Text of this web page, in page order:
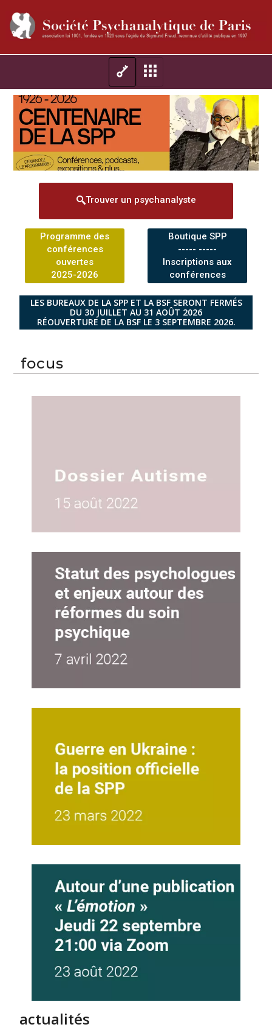
Trouver un psychanalyste
Programme des
conférences
ouvertes
2025-2026
Boutique SPP
----- -----
Inscriptions aux
conférences
LES BUREAUX DE LA SPP ET LA BSF SERONT FERMÉS
DU 30 JUILLET AU 31 AOÛT 2026
RÉOUVERTURE DE LA BSF LE 3 SEPTEMBRE 2026.
focus
actualités